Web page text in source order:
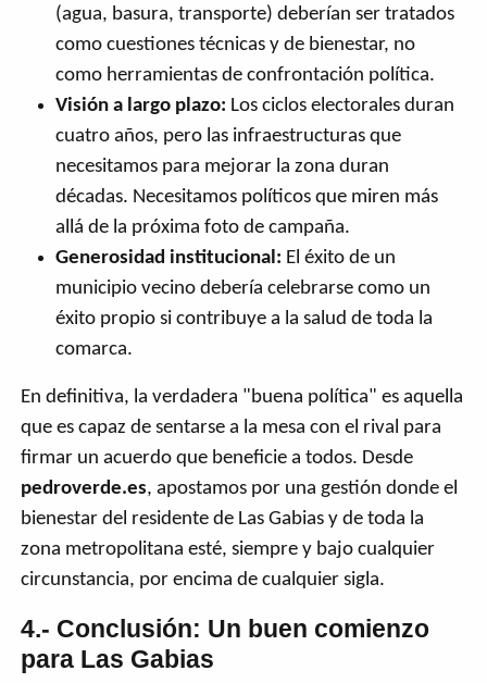
(agua, basura, transporte) deberían ser tratados
como cuestiones técnicas y de bienestar, no
como herramientas de confrontación política.
Visión a largo plazo: Los ciclos electorales duran
cuatro años, pero las infraestructuras que
necesitamos para mejorar la zona duran
décadas. Necesitamos políticos que miren más
allá de la próxima foto de campaña.
Generosidad institucional: El éxito de un
municipio vecino debería celebrarse como un
éxito propio si contribuye a la salud de toda la
comarca.
En definitiva, la verdadera "buena política" es aquella
que es capaz de sentarse a la mesa con el rival para
firmar un acuerdo que beneficie a todos. Desde
pedroverde.es, apostamos por una gestión donde el
bienestar del residente de Las Gabias y de toda la
zona metropolitana esté, siempre y bajo cualquier
circunstancia, por encima de cualquier sigla.
4.- Conclusión: Un buen comienzo
para Las Gabias